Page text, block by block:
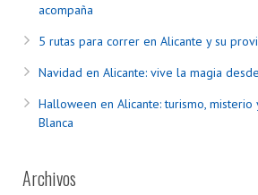
acompaña
5 rutas para correr en Alicante y su
Navidad en Alicante: vive la magia
Halloween en Alicante: turismo, misterio
Blanca
Archivos